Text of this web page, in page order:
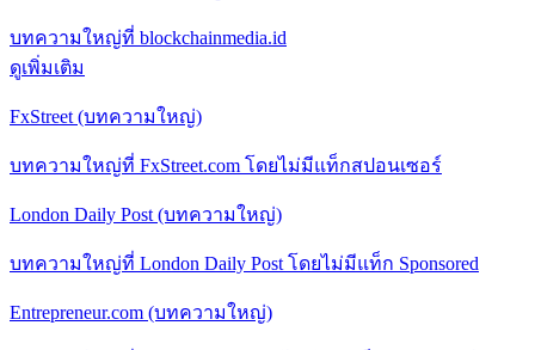
บทความใหญ่ที่ blockchainmedia.id
ดูเพิ่มเติม
FxStreet (บทความใหญ่)
บทความใหญ่ที่ FxStreet.com โดยไม่มีแท็กสปอนเซอร์
London Daily Post (บทความใหญ่)
บทความใหญ่ที่ London Daily Post โดยไม่มีแท็ก Sponsored
Entrepreneur.com (บทความใหญ่)